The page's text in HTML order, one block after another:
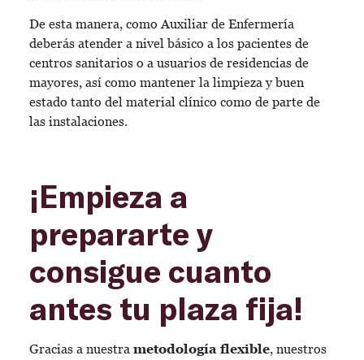
De esta manera, como Auxiliar de Enfermería
deberás atender a nivel básico a los pacientes de
centros sanitarios o a usuarios de residencias de
mayores, así como mantener la limpieza y buen
estado tanto del material clínico como de parte de
las instalaciones.
¡Empieza a
prepararte y
consigue cuanto
antes tu plaza fija!
Gracias a nuestra metodología flexible, nuestros